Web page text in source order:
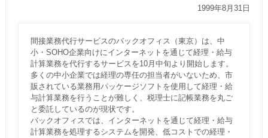
1999年8月31日
間接業務代行サービスのバックオフィス（東京）は、中
小・SOHO企業向けにインターネットを通じて経理・給与
計算業務を代行するサービスを10月中旬より開始します。
多くの中小企業では経理の専任の担当者がいないため、市
販されている業務用パッケージソフトを使用して経理・給
与計算業務を行うことが難しく、税理士に記帳業務を丸ご
と委託しているのが現状です。
バックオフィスでは、インターネットを通じて経理・給与
計算業務を処理するシステムを開発、低コストでの経理・